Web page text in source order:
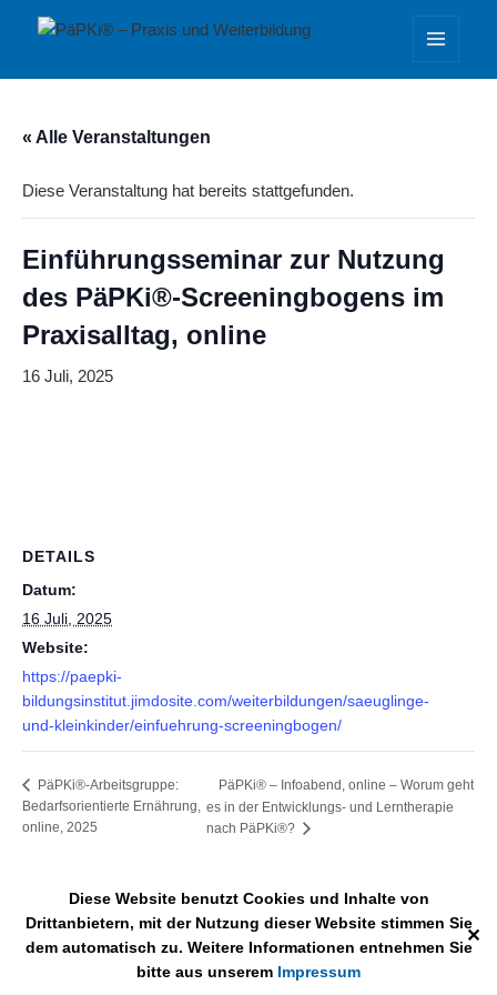
Diese Website benutzt Cookies und Inhalte von
Drittanbietern, mit der Nutzung dieser Website stimmen Sie
dem automatisch zu. Weitere Informationen entnehmen Sie
bitte aus unserem Impressum
✕
PäPKi® – Praxis und Weiterbildung
« Alle Veranstaltungen
Diese Veranstaltung hat bereits stattgefunden.
Einführungsseminar zur Nutzung
des PäPKi®-Screeningbogens im
Praxisalltag, online
16 Juli, 2025
DETAILS
Datum:
16 Juli, 2025
Website:
https://paepki-
bildungsinstitut.jimdosite.com/weiterbildungen/saeuglinge-
und-kleinkinder/einfuehrung-screeningbogen/
PäPKi®-Arbeitsgruppe:
Bedarfsorientierte Ernährung,
online, 2025
PäPKi® – Infoabend, online – Worum geht
es in der Entwicklungs- und Lerntherapie
nach PäPKi®?
Mit Stolz präsentiert von WordPress